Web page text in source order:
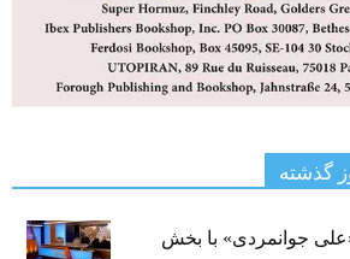
جوانمردی» با بخش